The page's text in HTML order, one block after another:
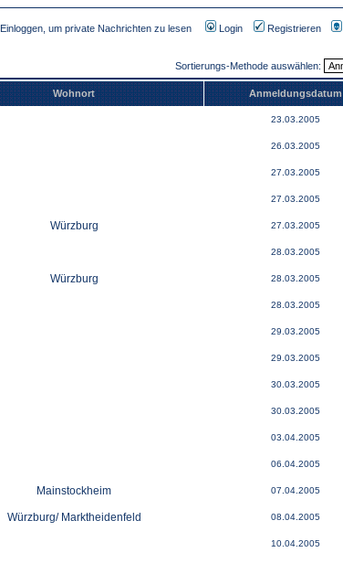
Einloggen, um private Nachrichten zu lesen Login Registrieren
Sortierungs-Methode auswählen:
Wohnort Anmeldungsdatum
23.03.2005
26.03.2005
27.03.2005
27.03.2005
Würzburg 27.03.2005
28.03.2005
Würzburg 28.03.2005
28.03.2005
29.03.2005
29.03.2005
30.03.2005
30.03.2005
03.04.2005
06.04.2005
Mainstockheim 07.04.2005
Würzburg/ Marktheidenfeld 08.04.2005
10.04.2005